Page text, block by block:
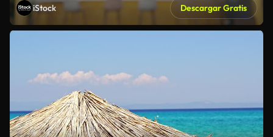
iStock Descargar Gratis